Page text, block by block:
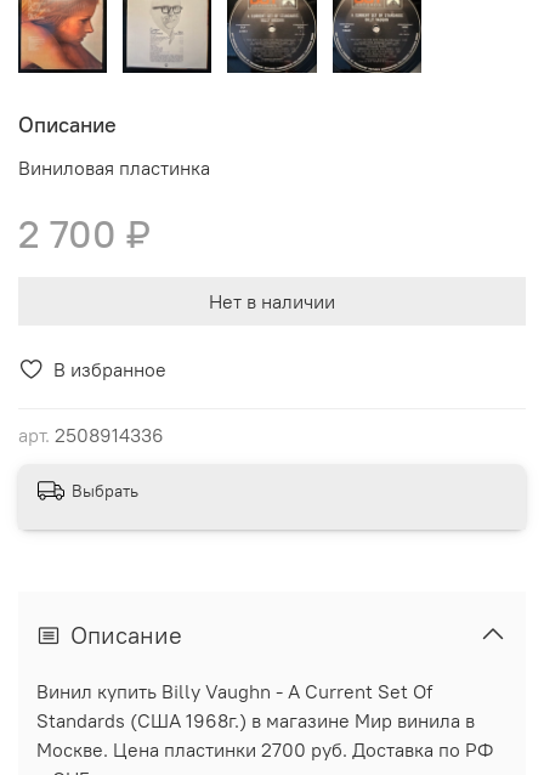
В избранное
арт. 2508914336
Описание
Виниловая пластинка
2 700 ₽
Нет в наличии
Выбрать
Описание
Винил купить Billy Vaughn - A Current Set Of
Standards (США 1968г.) в магазине Мир винила в
Москве. Цена пластинки 2700 руб. Доставка по РФ